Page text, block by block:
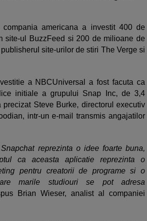
americana a investit 400 de
site-ul BuzzFeed si 200 de milioane de
site-urilor de stiri The Verge si
a NBCUniversal a fost facuta ca
initiale a grupului Snap Inc, de 3,4
Steve Burke, directorul executiv
intr-un e-mail transmis angajatilor
reprezinta o idee foarte buna,
ca aceasta aplicatie reprezinta o
pentru creatorii de programe si o
marile studiouri se pot adresa
Brian Wieser, analist al companiei